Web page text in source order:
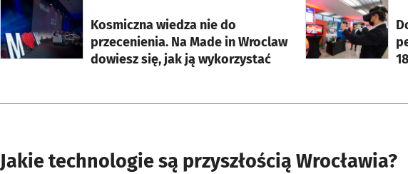
Kosmiczna wiedza nie do
przecenienia. Na Made in Wroclaw
dowiesz się, jak ją wykorzystać
otworzy się w nowej karcie
otworzy się w
Jakie technologie są przyszłością Wrocławia?